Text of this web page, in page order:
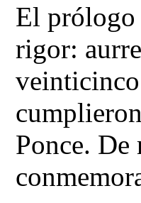
El prólogo
rigor:
Ponce. De